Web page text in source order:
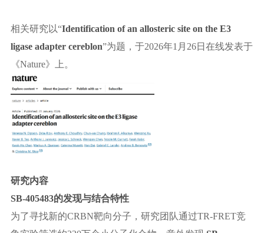
相关研究以“Identification of an allosteric site on the E3
ligase adapter cereblon”为题，于2026年1月26日在线发表于
《Nature》上。
研究内容
SB-405483的发现与结合特性
为了寻找新的CRBN靶向分子，研究团队通过TR-FRET竞